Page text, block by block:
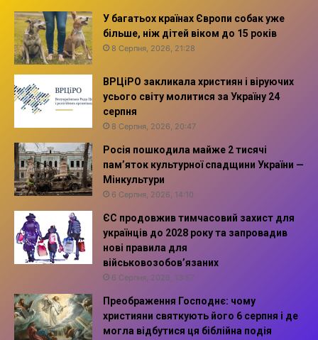
У багатьох країнах Європи собак уже
більше, ніж дітей віком до 15 років
8 Серпня, 2026, 21:28
ВРЦіРО закликала християн і віруючих
усього світу молитися за Україну 24
серпня
8 Серпня, 2026, 20:47
Росія пошкодила майже 2 тисячі
пам’яток культурної спадщини України —
Мінкультури
6 Серпня, 2026, 14:10
ЄС продовжив тимчасовий захист для
українців до 2028 року та запровадив
нові правила для
військовозобов’язаних
6 Серпня, 2026, 13:57
Преображення Господнє: чому
християни святкують його 6 серпня і де
могла відбутися ця біблійна подія